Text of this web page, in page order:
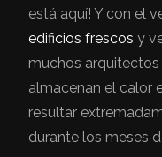
está aquí! Y con el
edificios frescos y
muchos
almacenan el calor
resultar
durante los meses